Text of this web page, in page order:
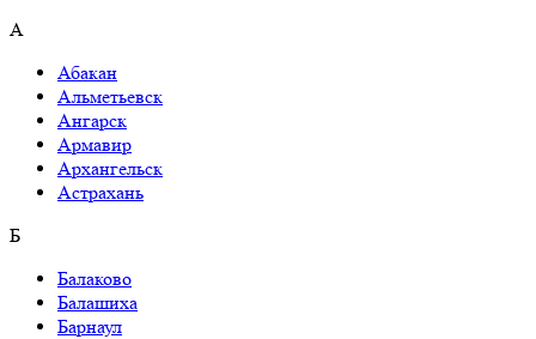
А
Абакан
Альметьевск
Ангарск
Армавир
Архангельск
Астрахань
Б
Балаково
Балашиха
Барнаул